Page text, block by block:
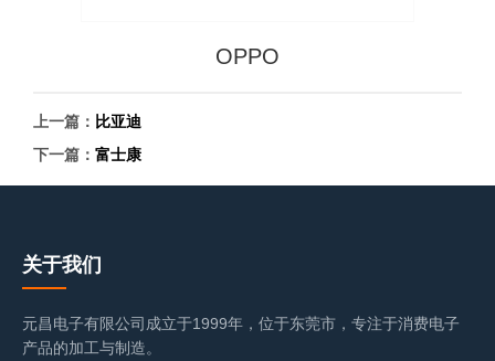
OPPO
上一篇： 比亚迪
下一篇： 富士康
关于我们
元昌电子有限公司成立于1999年，位于东莞市，专注于消费电子
产品的加工与制造。